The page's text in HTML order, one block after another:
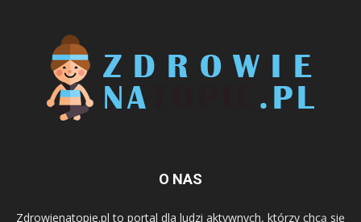
O NAS
Zdrowienatopie.pl to portal dla ludzi aktywnych, którzy chcą się